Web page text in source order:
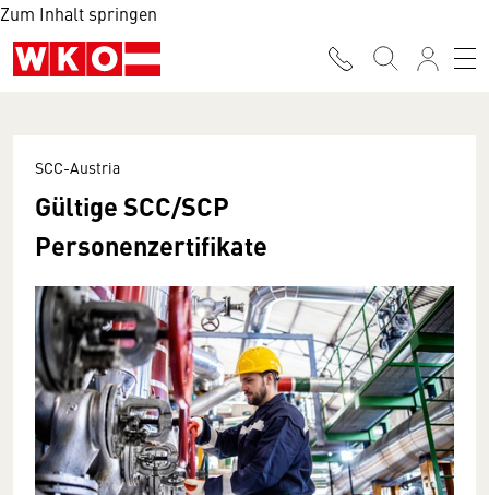
Zum Inhalt springen
SCC-Austria
Gültige SCC/SCP
Personenzertifikate